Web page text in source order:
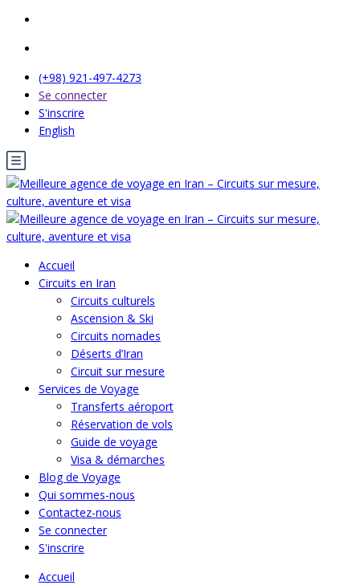
(+98) 921-497-4273
Se connecter
S'inscrire
English
Accueil
Circuits en Iran
Circuits culturels
Ascension & Ski
Circuits nomades
Déserts d’Iran
Circuit sur mesure
Services de Voyage
Transferts aéroport
Réservation de vols
Guide de voyage
Visa & démarches
Blog de Voyage
Qui sommes-nous
Contactez-nous
Se connecter
S'inscrire
Accueil